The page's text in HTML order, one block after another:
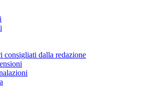
consigliati dalla redazione